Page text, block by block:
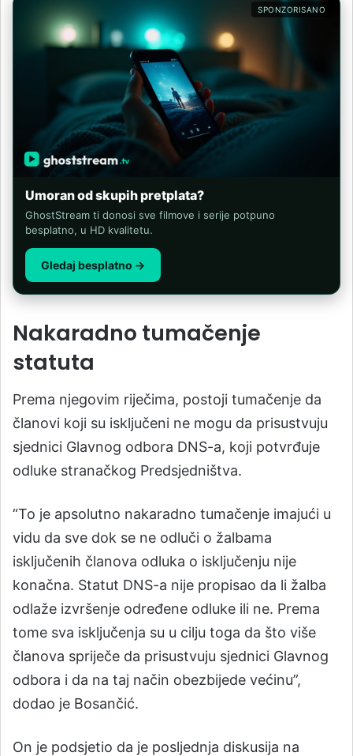
SPONZORISANO
Umoran od skupih pretplata?
GhostStream ti donosi sve filmove i serije potpuno
besplatno, u HD kvalitetu.
Gledaj besplatno →
Nakaradno tumačenje
statuta
Prema njegovim riječima, postoji tumačenje da
članovi koji su isključeni ne mogu da prisustvuju
sjednici Glavnog odbora DNS-a, koji potvrđuje
odluke stranačkog Predsjedništva.
“To je apsolutno nakaradno tumačenje imajući u
vidu da sve dok se ne odluči o žalbama
isključenih članova odluka o isključenju nije
konačna. Statut DNS-a nije propisao da li žalba
odlaže izvršenje određene odluke ili ne. Prema
tome sva isključenja su u cilju toga da što više
članova spriječe da prisustvuju sjednici Glavnog
odbora i da na taj način obezbijede većinu”,
dodao je Bosančić.
On je podsjetio da je posljednja diskusija na